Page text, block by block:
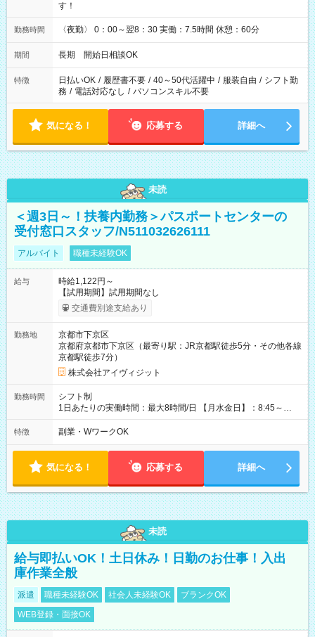
す！
勤務時間 〈夜勤〉 0：00～翌8：30 実働：7.5時間 休憩：60分
期間 長期 開始日相談OK
特徴 日払いOK / 履歴書不要 / 40～50代活躍中 / 服装自由 / シフト勤
務 / 電話対応なし / パソコンスキル不要
気になる！ 応募する 詳細へ
未読
＜週3日～！扶養内勤務＞パスポートセンターの
受付窓口スタッフ/N511032626111
アルバイト 職種未経験OK
給与
時給1,122円～
【試用期間】試用期間なし
交通費別途支給あり
勤務地
京都市下京区
京都府京都市下京区（最寄り駅：JR京都駅徒歩5分・その他各線
京都駅徒歩7分）
株式会社アイヴィジット
勤務時間
シフト制
1日あたりの実働時間：最大8時間/日 【月水金日】：8:45～
16:30 【火木】：8:45～19:00 週3日～OK、シフト制 ※扶養内
勤務OK ※月1回～2回程度、日曜日出勤をお願いします。 ※時間
ん。
特徴 副業・WワークOK
気になる！ 応募する 詳細へ
未読
給与即払いOK！土日休み！日勤のお仕事！入出
庫作業全般
派遣 職種未経験OK 社会人未経験OK
ブランクOK
WEB登録・面接OK